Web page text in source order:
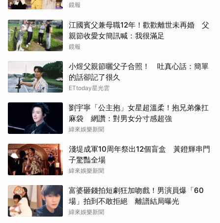
鏡報
江國賓父兼母職12年！歡歡離世未再婚 父
親節收愛女簡訊喊：我很滿足
鏡報
小煜父親節曬父子合照！ 吐真心話：簡單
的話卻記了很久
ETtoday星光雲
劉宇寧「公主抱」女星超溫柔！抱兄弟像扛
麻袋 網讚：對男女分寸感超強
緯來娛樂新聞
淺堤成軍10周年祭出12個盲盒 黃鐙輝串門
子驚豔全場
緯來娛樂新聞
富婆砸錢拍短劇狂加吻戲！男演員爆「60
場」拍到不敢拒絕 離譜結局曝光
緯來娛樂新聞